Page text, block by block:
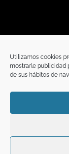
Utilizamos cookies
mostrarle publicidad
de sus hábitos de
Copyright 2026 ©
intelectual e